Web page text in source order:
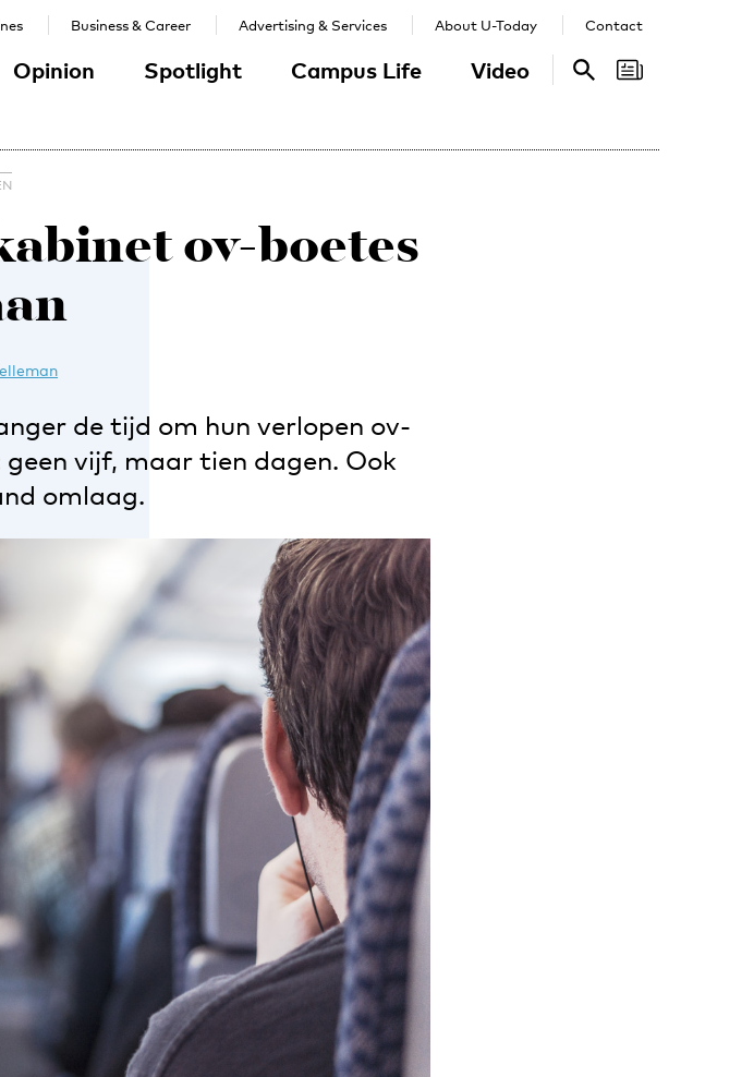
Opinion Spotlight Campus Life Video
Business & Career Advertising & Services About U-Today Contact
Search
ov-boetes
de tijd om hun verlopen ov-
vijf, maar tien dagen. Ook
omlaag.